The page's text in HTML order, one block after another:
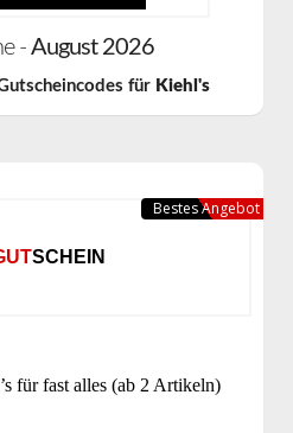
-August 2026
für Kiehl's
für fast alles (ab 2 Artikeln)
Bestes Angebot